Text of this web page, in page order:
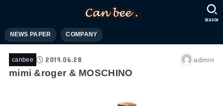
NEWS PAPER COMPANY
SEARCH
canbee 2019.06.28 admin
mimi &roger & MOSCHINO